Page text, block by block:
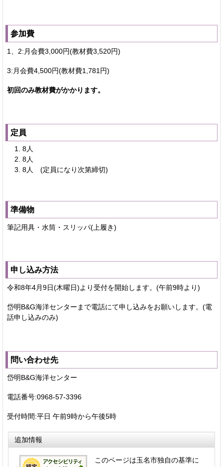
参加費
1、2:月会費3,000円(教材費3,520円)
3:月会費4,500円(教材費1,781円)
初回のみ教材費がかかります。
定員
8人
8人
8人 (定員になり次第締切)
準備物
筆記用具・水筒・スリッパ(上履き)
申し込み方法
令和8年4月9日(木曜日)より受付を開始します。(午前9時より)
岱明B&G海洋センターまで電話にて申し込みをお願いします。(電
話申し込みのみ)
問い合わせ先
岱明B&G海洋センター
電話番号:0968-57-3396
受付時間:平日 午前9時から午後5時
追加情報
このページは玉名市独自の基準に